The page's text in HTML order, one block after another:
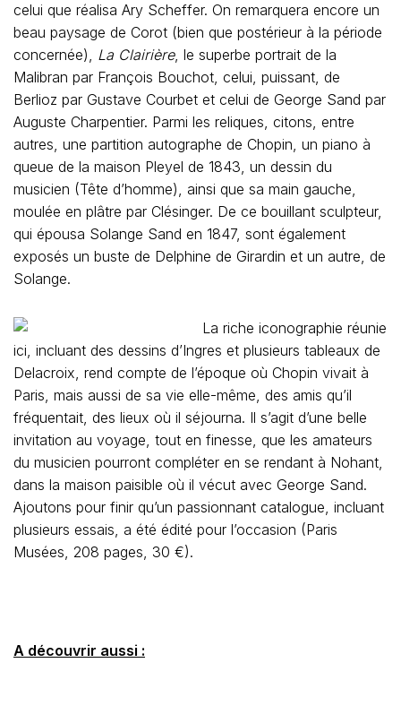
celui que réalisa Ary Scheffer. On remarquera encore un
beau paysage de Corot (bien que postérieur à la période
concernée), La Clairière, le superbe portrait de la
Malibran par François Bouchot, celui, puissant, de
Berlioz par Gustave Courbet et celui de George Sand par
Auguste Charpentier. Parmi les reliques, citons, entre
autres, une partition autographe de Chopin, un piano à
queue de la maison Pleyel de 1843, un dessin du
musicien (Tête d’homme), ainsi que sa main gauche,
moulée en plâtre par Clésinger. De ce bouillant sculpteur,
qui épousa Solange Sand en 1847, sont également
exposés un buste de Delphine de Girardin et un autre, de
Solange.
La riche iconographie réunie
ici, incluant des dessins d’Ingres et plusieurs tableaux de
Delacroix, rend compte de l’époque où Chopin vivait à
Paris, mais aussi de sa vie elle-même, des amis qu’il
fréquentait, des lieux où il séjourna. Il s’agit d’une belle
invitation au voyage, tout en finesse, que les amateurs
du musicien pourront compléter en se rendant à Nohant,
dans la maison paisible où il vécut avec George Sand.
Ajoutons pour finir qu’un passionnant catalogue, incluant
plusieurs essais, a été édité pour l’occasion (Paris
Musées, 208 pages, 30 €).
A découvrir aussi :